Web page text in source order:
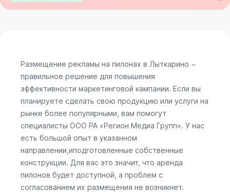
Размещение рекламы на пилонах в Лыткарино −
правильное решение для повышения
эффективности маркетинговой кампании. Если вы
планируете сделать свою продукцию или услуги на
рынке более популярными, вам помогут
специалисты ООО РА «Регион Медиа Групп». У нас
есть большой опыт в указанном
направлении,иподготовленные собственные
конструкции. Для вас это значит, что аренда
пилонов будет доступной, а проблем с
согласованием их размещения не возникнет.